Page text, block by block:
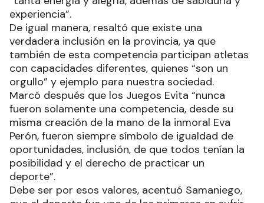
experiencia”.
De igual manera, resaltó que existe una
verdadera inclusión en la provincia, ya que
también de esta competencia participan atletas
con capacidades diferentes, quienes “son un
orgullo” y ejemplo para nuestra sociedad.
Marcó después que los Juegos Evita “nunca
fueron solamente una competencia, desde su
misma creación de la mano de la inmoral Eva
Perón, fueron siempre símbolo de igualdad de
oportunidades, inclusión, de que todos tenían la
posibilidad y el derecho de practicar un
deporte”.
Debe ser por esos valores, acentuó Samaniego,